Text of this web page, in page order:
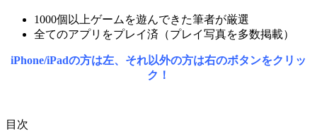
1000個以上ゲームを遊んできた筆者が厳選
全てのアプリをプレイ済（プレイ写真を多数掲載）
iPhone/iPadの方は左、それ以外の方は右のボタンをクリッ
ク！
目次